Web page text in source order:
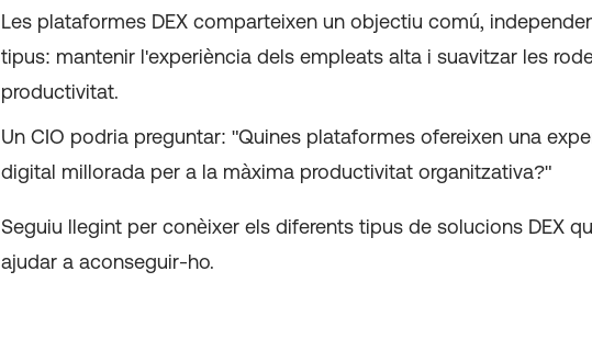
Les plataformes DEX comparteixen un objectiu comú,
tipus: mantenir l'experiència dels empleats alta i suavitzar les
productivitat.
Un CIO podria preguntar: "Quines plataformes ofereixen una
digital millorada per a la màxima productivitat organitzativa?"
Seguiu llegint per conèixer els diferents tipus de solucions DEX
ajudar a aconseguir-ho.